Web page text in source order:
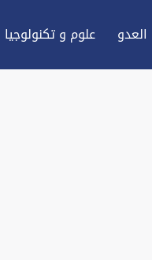
علوم و تكنولوجيا